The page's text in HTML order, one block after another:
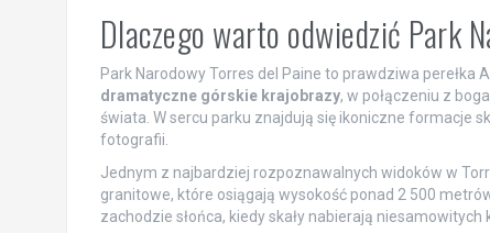
Dlaczego warto odwiedzić Park
Park Narodowy Torres del Paine to prawdziwa
dramatyczne górskie krajobrazy, w połączeniu z
świata. W sercu parku znajdują się ikoniczne formacje
fotografii.
Jednym z najbardziej rozpoznawalnych widoków w
granitowe, które osiągają wysokość ponad 2 500
zachodzie słońca, kiedy skały nabierają